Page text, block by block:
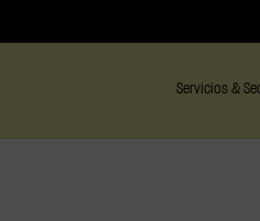
Servicios &